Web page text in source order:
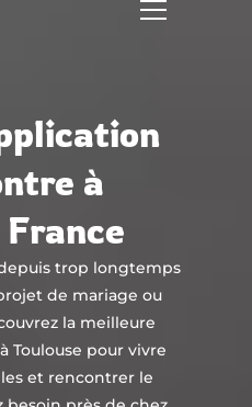
à
trop longtemps
de mariage ou
la meilleure
Toulouse pour vivre
et rencontrer le